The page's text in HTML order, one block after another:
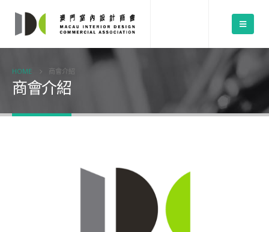
HOME 商會介紹
商會介紹